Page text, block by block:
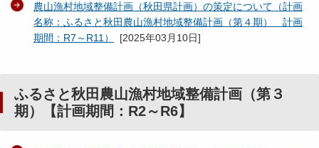
農山漁村地域整備計画（秋田県計画）の策定について（計画
名称：ふるさと秋田農山漁村地域整備計画（第４期） 計画
期間：R7～R11）
[2025年03月10日]
ふるさと秋田農山漁村地域整備計画（第３
期）【計画期間：R2～R6】